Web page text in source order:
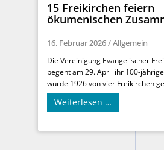
15 Freikirchen feiern
ökumenischen
16. Februar 2026/Allgemein
Die Vereinigung Evangelischer
begeht am 29. April ihr 100-
wurde 1926 von vier Freikirchen
Weiterlesen …